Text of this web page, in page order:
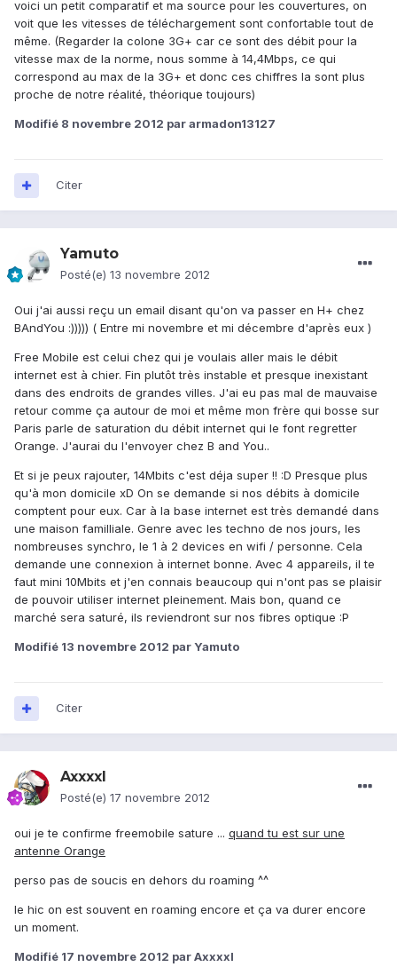
voici un petit comparatif et ma source pour les couvertures, on
voit que les vitesses de téléchargement sont confortable tout de
même. (Regarder la colone 3G+ car ce sont des débit pour la
vitesse max de la norme, nous somme à 14,4Mbps, ce qui
correspond au max de la 3G+ et donc ces chiffres la sont plus
proche de notre réalité, théorique toujours)
Modifié 8 novembre 2012 par armadon13127
Citer
Yamuto
Posté(e) 13 novembre 2012
Oui j'ai aussi reçu un email disant qu'on va passer en H+ chez
BAndYou :))))) ( Entre mi novembre et mi décembre d'après eux )
Free Mobile est celui chez qui je voulais aller mais le débit
internet est à chier. Fin plutôt très instable et presque inexistant
dans des endroits de grandes villes. J'ai eu pas mal de mauvaise
retour comme ça autour de moi et même mon frère qui bosse sur
Paris parle de saturation du débit internet qui le font regretter
Orange. J'aurai du l'envoyer chez B and You..
Et si je peux rajouter, 14Mbits c'est déja super !! :D Presque plus
qu'à mon domicile xD On se demande si nos débits à domicile
comptent pour eux. Car à la base internet est très demandé dans
une maison familliale. Genre avec les techno de nos jours, les
nombreuses synchro, le 1 à 2 devices en wifi / personne. Cela
demande une connexion à internet bonne. Avec 4 appareils, il te
faut mini 10Mbits et j'en connais beaucoup qui n'ont pas se plaisir
de pouvoir utiliser internet pleinement. Mais bon, quand ce
marché sera saturé, ils reviendront sur nos fibres optique :P
Modifié 13 novembre 2012 par Yamuto
Citer
Axxxxl
Posté(e) 17 novembre 2012
oui je te confirme freemobile sature ... quand tu est sur une
antenne Orange
perso pas de soucis en dehors du roaming ^^
le hic on est souvent en roaming encore et ça va durer encore
un moment.
Modifié 17 novembre 2012 par Axxxxl